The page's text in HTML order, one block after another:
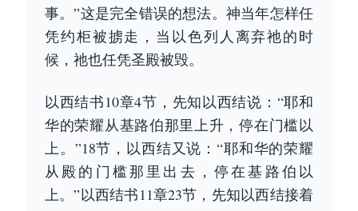
事。”这是完全错误的想法。神当年怎样任
凭约柜被掳走，当以色列人离弃祂的时
候，祂也任凭圣殿被毁。
以西结书10章4节，先知以西结说：“耶和
华的荣耀从基路伯那里上升，停在门槛以
上。”18节，以西结又说：“耶和华的荣耀
从殿的门槛那里出去，停在基路伯以
上。”以西结书11章23节，先知以西结接着